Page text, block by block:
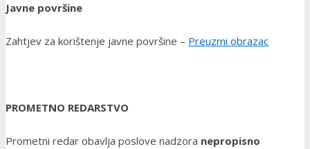
Javne površine
Zahtjev za korištenje javne površine – Preuzmi obrazac
PROMETNO REDARSTVO
Prometni redar obavlja poslove nadzora nepropisno